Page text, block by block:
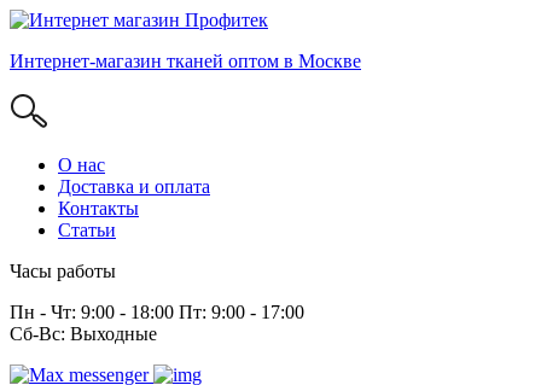
Интернет-магазин тканей оптом в Москве
О нас
Доставка и оплата
Контакты
Статьи
Часы работы
Пн - Чт: 9:00 - 18:00 Пт: 9:00 - 17:00
Сб-Вс: Выходные